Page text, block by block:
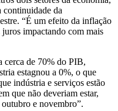
continuidade da
“É um efeito da inflação
impactando com mais
cerca de 70% do PIB,
estagnou a 0%, o que
indústria e serviços estão
que não deveriam estar,
e novembro”.